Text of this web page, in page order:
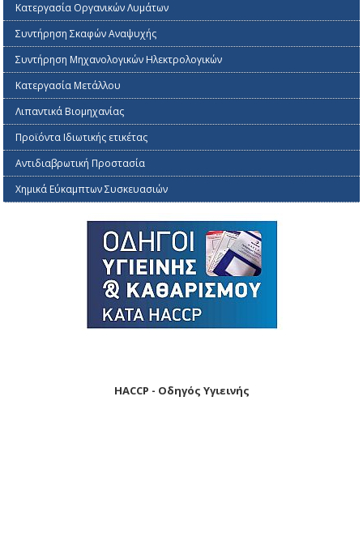
Κατεργασία Οργανικών Λυμάτων
Συντήρηση Σκαφών Αναψυχής
Συντήρηση Μηχανολογικών Ηλεκτρολογικών
Κατεργασία Mετάλλου
Λιπαντικά Βιομηχανίας
Προϊόντα Ιδιωτικής ετικέτας
Αντιδιαβρωτική Προστασία
Χημικά Εύκαμπτων Συσκευασιών
HACCP - Οδηγός Υγιεινής